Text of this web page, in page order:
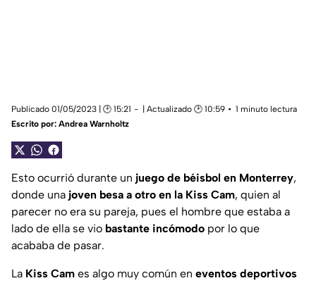
Publicado 01/05/2023 | 🕑 15:21 | Actualizado 🕑 10:59
1 minuto lectura
Escrito por: Andrea Warnholtz
Esto ocurrió durante un juego de béisbol en Monterrey,
donde una joven besa a otro en la Kiss Cam, quien al
parecer no era su pareja, pues el hombre que estaba a
lado de ella se vio bastante incómodo por lo que
acababa de pasar.
La Kiss Cam es algo muy común en eventos deportivos